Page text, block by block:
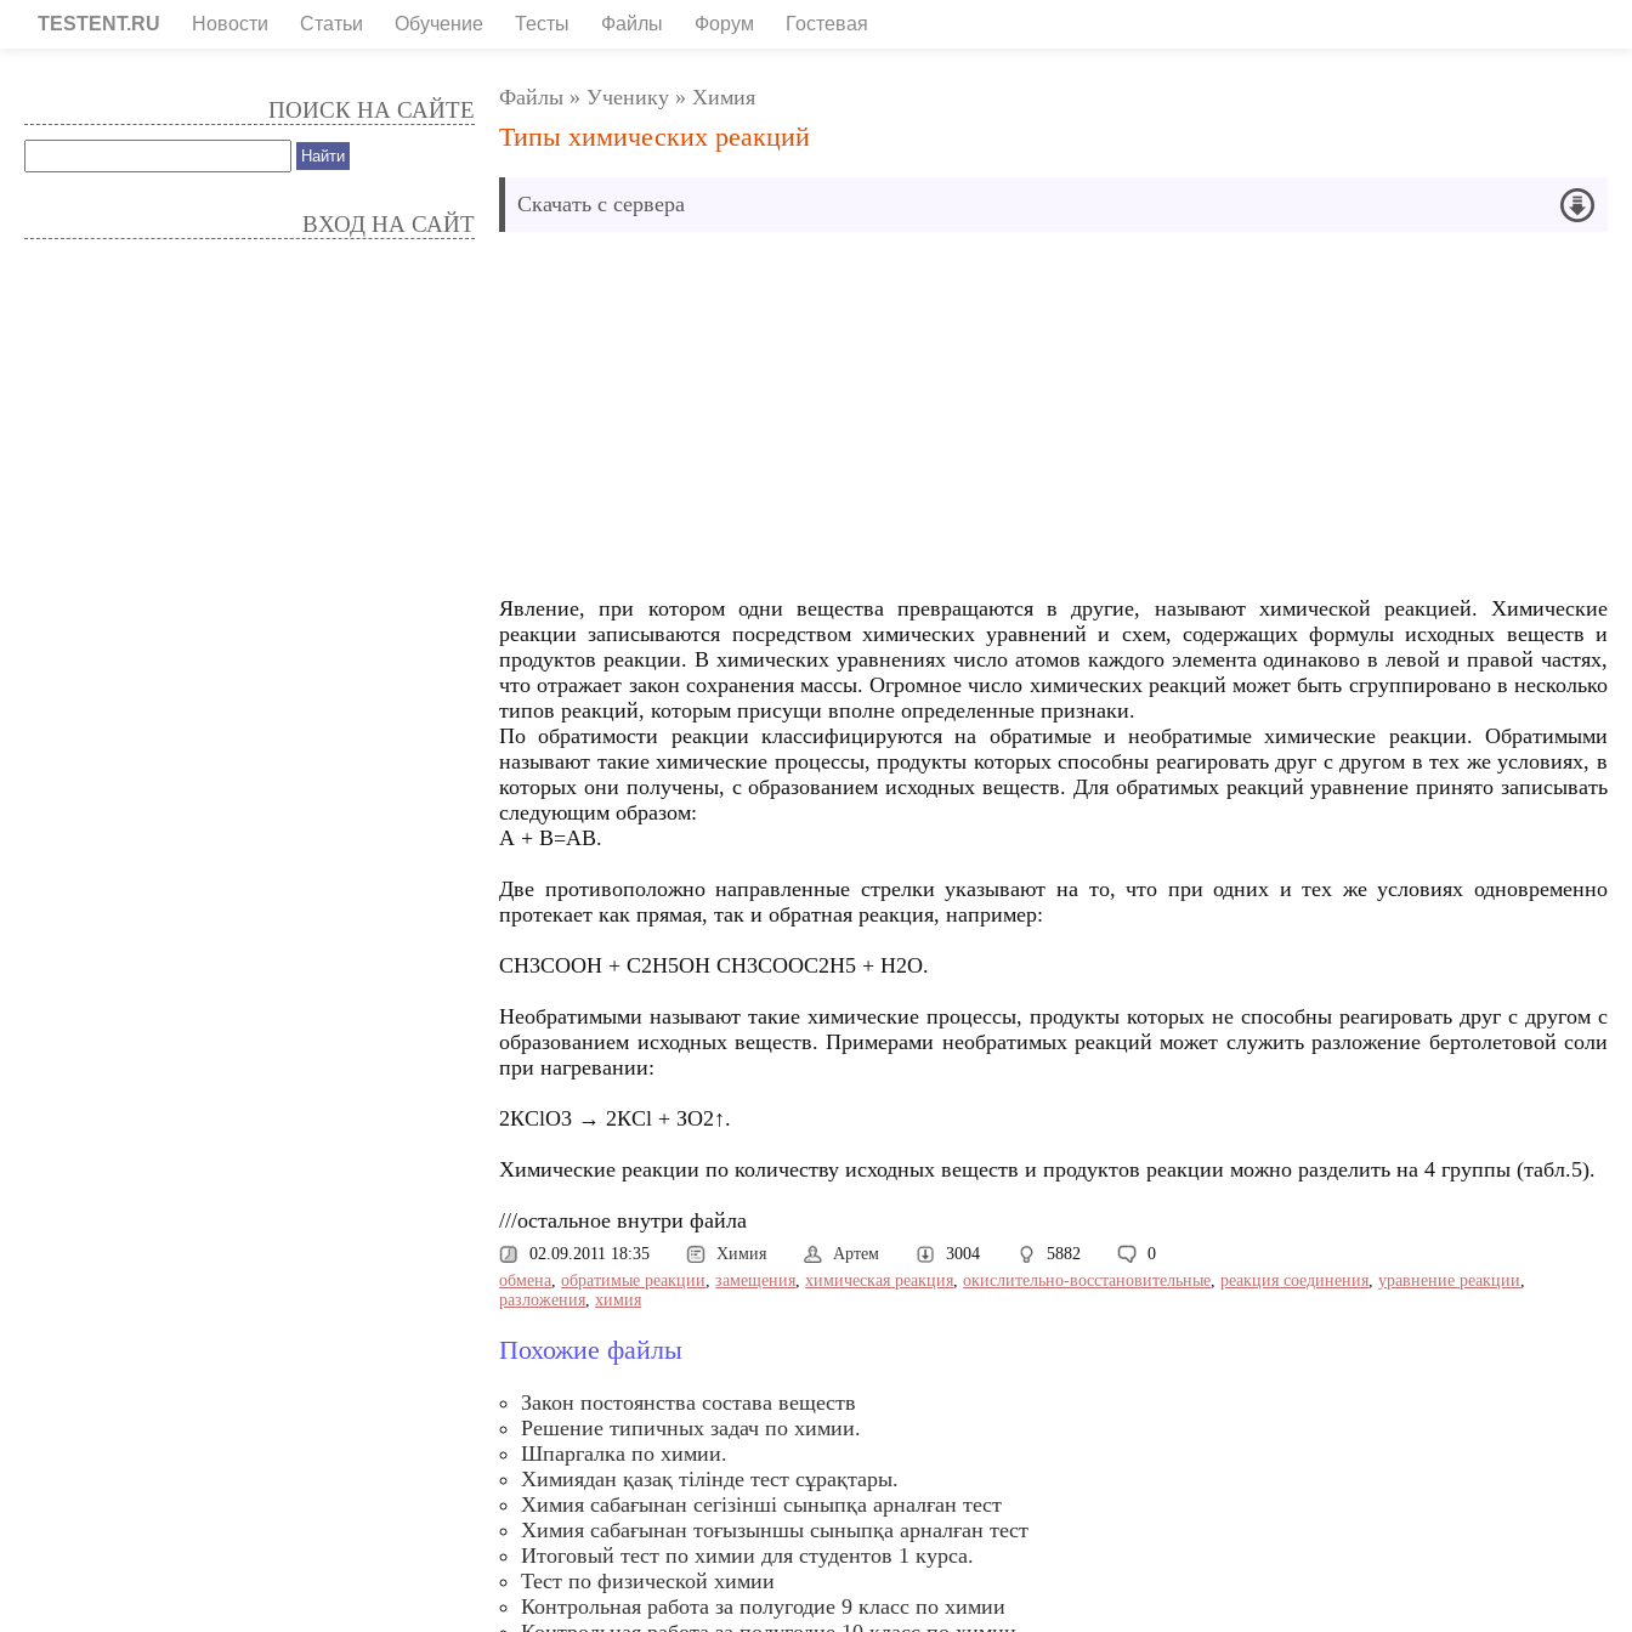
TESTENT.RU Новости Статьи Обучение Тесты Файлы Форум Гостевая
Файлы »Ученику »Химия
Типы химических реакций
Скачать с сервера
Явление, при котором одни вещества превращаются в другие, называют химической реакцией. Химические
реакции записываются посредством химических уравнений и схем, содержащих формулы исходных веществ и
продуктов реакции. В химических уравнениях число атомов каждого элемента одинаково в левой и правой частях,
что отражает закон сохранения массы. Огромное число химических реакций может быть сгруппировано в несколько
типов реакций, которым присущи вполне определенные признаки.
По обратимости реакции классифицируются на обратимые и необратимые химические реакции. Обратимыми
называют такие химические процессы, продукты которых способны реагировать друг с другом в тех же условиях, в
которых они получены, с образованием исходных веществ. Для обратимых реакций уравнение принято записывать
следующим образом:
А + В=АВ.
Две противоположно направленные стрелки указывают на то, что при одних и тех же условиях одновременно
протекает как прямая, так и обратная реакция, например:
СН3СООН + С2Н5ОН СН3СООС2Н5 + Н2О.
Необратимыми называют такие химические процессы, продукты которых не способны реагировать друг с другом с
образованием исходных веществ. Примерами необратимых реакций может служить разложение бертолетовой соли
при нагревании:
2КСlО3 → 2КСl + ЗО2↑.
Химические реакции по количеству исходных веществ и продуктов реакции можно разделить на 4 группы (табл.5).
///остальное внутри файла
02.09.2011 18:35 Химия Артем 3004 5882
0
обмена,обратимые реакции,замещения,химическая реакция,окислительно-восстановительные,реакция соединения,уравнение реакции,
разложения,химия
Похожие файлы
Закон постоянства состава веществ
Решение типичных задач по химии.
Шпаргалка по химии.
Химиядан қазақ тілінде тест сұрақтары.
Химия сабағынан сегізінші сыныпқа арналған тест
Химия сабағынан тоғызыншы сыныпқа арналған тест
Итоговый тест по химии для студентов 1 курса.
Тест по физической химии
Контрольная работа за полугодие 9 класс по химии
ПОИСК НА САЙТЕ
ВХОД НА САЙТ